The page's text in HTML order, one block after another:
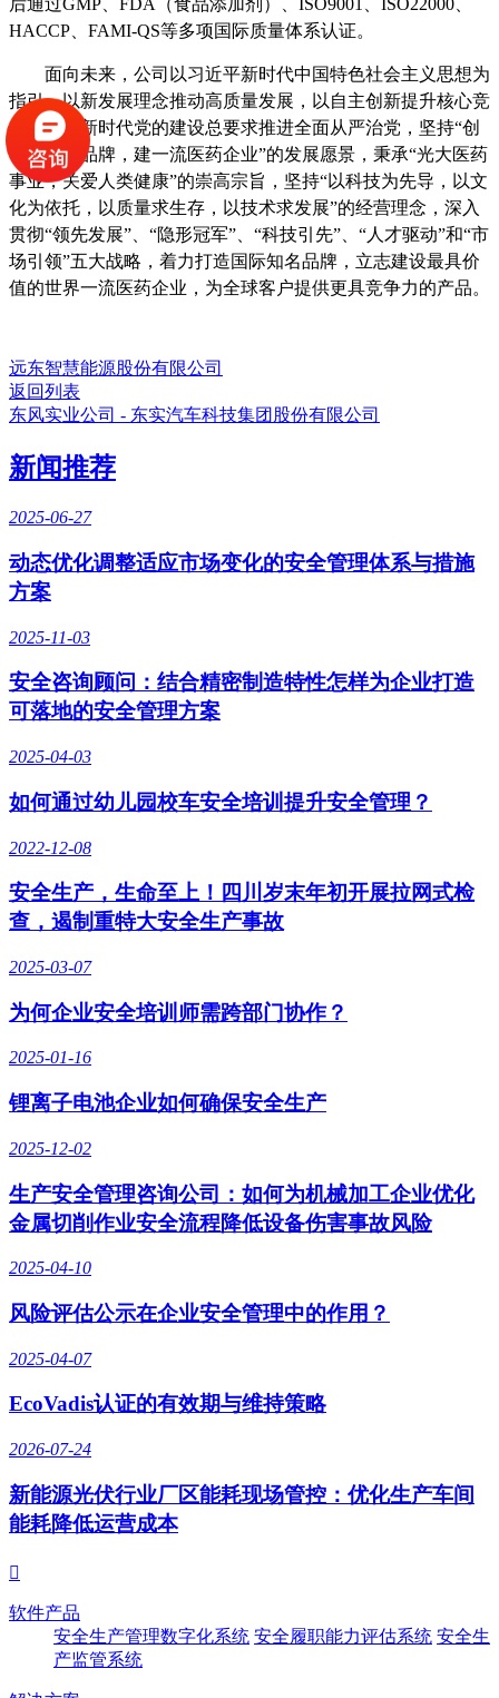
后通过GMP、FDA（食品添加剂）、ISO9001、ISO22000、
HACCP、FAMI-QS等多项国际质量体系认证。
面向未来，公司以习近平新时代中国特色社会主义思想为
指引，以新发展理念推动高质量发展，以自主创新提升核心竞
争力，以新时代党的建设总要求推进全面从严治党，坚持“创
世界知名品牌，建一流医药企业”的发展愿景，秉承“光大医药
事业，关爱人类健康”的崇高宗旨，坚持“以科技为先导，以文
化为依托，以质量求生存，以技术求发展”的经营理念，深入
贯彻“领先发展”、“隐形冠军”、“科技引先”、“人才驱动”和“市
场引领”五大战略，着力打造国际知名品牌，立志建设最具价
值的世界一流医药企业，为全球客户提供更具竞争力的产品。
远东智慧能源股份有限公司
返回列表
东风实业公司 - 东实汽车科技集团股份有限公司
新闻推荐
2025-06-27
动态优化调整适应市场变化的安全管理体系与措施
方案
2025-11-03
安全咨询顾问：结合精密制造特性怎样为企业打造
可落地的安全管理方案
2025-04-03
如何通过幼儿园校车安全培训提升安全管理？
2022-12-08
安全生产，生命至上！四川岁末年初开展拉网式检
查，遏制重特大安全生产事故
2025-03-07
为何企业安全培训师需跨部门协作？
2025-01-16
锂离子电池企业如何确保安全生产
2025-12-02
生产安全管理咨询公司：如何为机械加工企业优化
金属切削作业安全流程降低设备伤害事故风险
2025-04-10
风险评估公示在企业安全管理中的作用？
2025-04-07
EcoVadis认证的有效期与维持策略
2026-07-24
新能源光伏行业厂区能耗现场管控：优化生产车间
能耗降低运营成本

软件产品
安全生产管理数字化系统 安全履职能力评估系统 安全生
产监管系统